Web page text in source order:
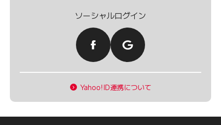
ソーシャルログイン
Yahoo!ID連携について